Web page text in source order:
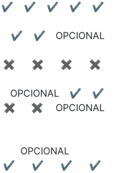
✔ ✔ ✔ ✔ ✔
✔ ✔ OPCIONAL
✖ ✖ ✖ ✖
OPCIONAL ✔
✔
✖ ✖ OPCIONAL
OPCIONAL
✔ ✔ ✔ ✔